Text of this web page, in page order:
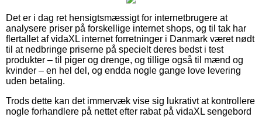
Det er i dag ret hensigtsmæssigt for internetbrugere at
analysere priser på forskellige internet shops, og til tak har
flertallet af vidaXL internet forretninger i Danmark været nødt
til at nedbringe priserne på specielt deres bedst i test
produkter – til piger og drenge, og tillige også til mænd og
kvinder – en hel del, og endda nogle gange love levering
uden betaling.
Trods dette kan det immervæk vise sig lukrativt at kontrollere
nogle forhandlere på nettet efter rabat på vidaXL sengebord